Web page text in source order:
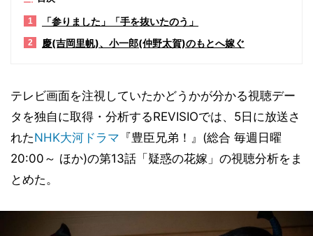
1 「参りました」「手を抜いたのう」
2 慶(吉岡里帆)、小一郎(仲野太賀)のもとへ嫁ぐ
テレビ画面を注視していたかどうかが分かる視聴デー
タを独自に取得・分析するREVISIOでは、5日に放送さ
れたNHK大河ドラマ 『豊臣兄弟！』(総合 毎週日曜
20:00～ ほか)の第13話「疑惑の花嫁」の視聴分析をま
とめた。